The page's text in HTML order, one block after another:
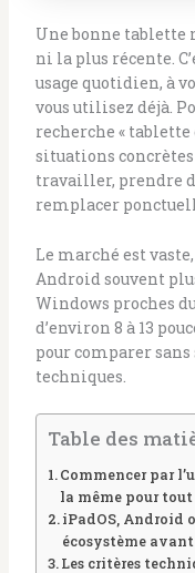
Une bonne tablette
ni la plus récente.
usage quotidien, à
vous utilisez déjà.
recherche «
situations
travailler, prendre
remplacer
Le marché est
Android souvent
Windows proches
d’environ 8 à 13
pour comparer
techniques.
Table des
Commencer par
la même pour
iPadOS, Android
écosystème
Les critères